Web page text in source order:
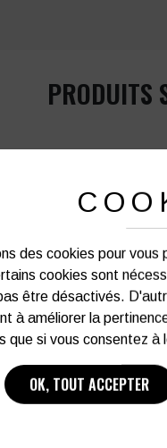
PRODUITS
des cookies pour
cookies sont
être désactivés.
à améliorer la
que si vous consentez à
OK, TOUT ACCEPTER